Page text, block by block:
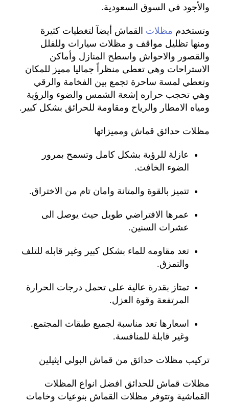
والأجود في السوق السعودية.
وتستخدم مظلات القماش أيضآ لتغطيات كثيرة
ومنها تظليل مواقف و مظلات سيارات وللفلل
والقصور والاحواش واسطح المنازل وأماكن
الاستراحات وهي تعطي منظراً جماليا مميز للمكان
وتعطي لمسة ساحرة تجمع بين الفخامة والرقي
وهي تحجب حراره إشعة الشمس والضوء والرؤية
ومياه الامطار والرياح ومقاومة للحرائق بشكل كبير.
مظلات حدائق قماش ومميزاتها
عازلة للرؤية بشكل كامل وتسمح بمرور
الضوء الخافت.
تتميز بالقوة والمتانة وامان تام من الاختراق.
عمرها الافتراضي طويل حيث يوصل الى
عشرات السنين.
تعد مقاومه للماء بشكل كبير وغير قابله للتلف
والتمزق.
تمتاز بقدرة عالية على تحمل درجات الحرارة
المرتفعة وقوة العزل.
اسعارها تعد مناسبة لجميع طبقات المجتمع.
وغير قابلة للمنافسة.
تركيب مظلات حدائق من قماش البولي ايثيلين
مظلات قماش للحدائق افضل انواع المظلات
القماشية وتتوفر مظلات القماش بنوعيات وخامات